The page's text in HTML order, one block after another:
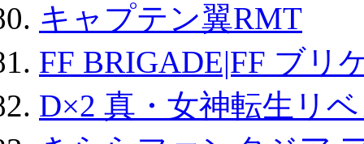
キャプテン翼RMT
FF BRIGADE|FF ブリ
D×2 真・女神転生リ